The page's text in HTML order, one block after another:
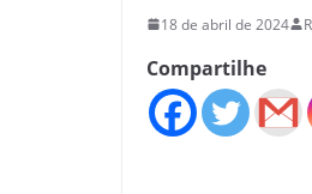
18 de abril de 2024
Compartilhe